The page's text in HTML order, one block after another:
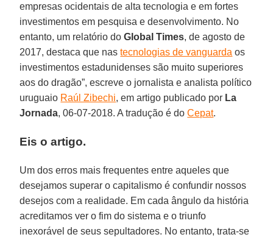
empresas ocidentais de alta tecnologia e em fortes
investimentos em pesquisa e desenvolvimento. No
entanto, um relatório doGlobal Times, de agosto de
2017, destaca que nastecnologias de vanguarda os
investimentos estadunidenses são muito superiores
aos do dragão”, escreve o jornalista e analista político
uruguaio Raúl Zibechi, em artigo publicado por La
Jornada, 06-07-2018. A tradução é doCepat.
Eis o artigo.
Um dos erros mais frequentes entre aqueles que
desejamos superar o capitalismo é confundir nossos
desejos com a realidade. Em cada ângulo da história
acreditamos ver o fim do sistema e o triunfo
inexorável de seus sepultadores. No entanto, trata-se